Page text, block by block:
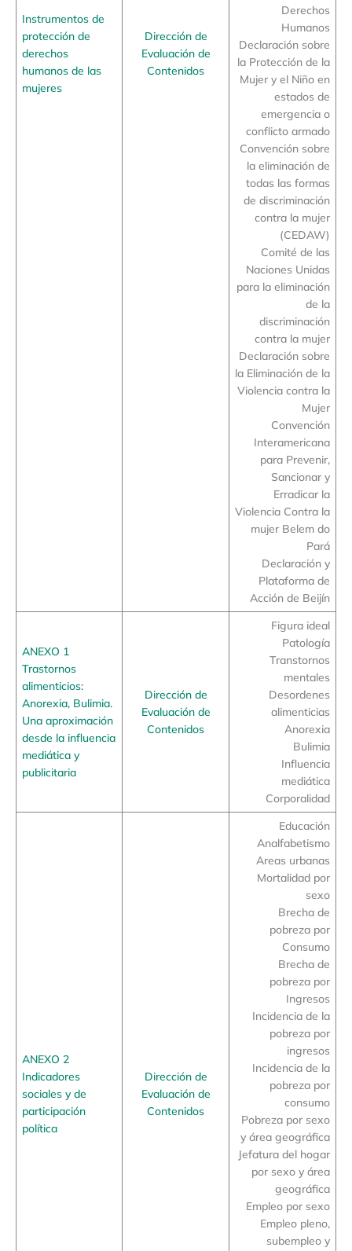
Instrumentos de
protección de
derechos
humanos de las
mujeres
Dirección de
Evaluación de
Contenidos
Derechos
Humanos
Declaración sobre
la Protección de la
Mujer y el Niño en
estados de
emergencia o
conflicto armado
Convención sobre
la eliminación de
todas las formas
de discriminación
contra la mujer
(CEDAW)
Comité de las
Naciones Unidas
para la eliminación
de la
discriminación
contra la mujer
Declaración sobre
la Eliminación de la
Violencia contra la
Mujer
Convención
Interamericana
para Prevenir,
Sancionar y
Erradicar la
Violencia Contra la
mujer Belem do
Pará
Declaración y
Plataforma de
Acción de Beijín
ANEXO 1
Trastornos
alimenticios:
Anorexia, Bulimia.
Una aproximación
desde la influencia
mediática y
publicitaria
Dirección de
Evaluación de
Contenidos
Figura ideal
Patología
Transtornos
mentales
Desordenes
alimenticias
Anorexia
Bulimia
Influencia
mediática
Corporalidad
ANEXO 2
Indicadores
sociales y de
participación
política
Dirección de
Evaluación de
Contenidos
Educación
Analfabetismo
Areas urbanas
Mortalidad por
sexo
Brecha de
pobreza por
Consumo
Brecha de
pobreza por
Ingresos
Incidencia de la
pobreza por
ingresos
Incidencia de la
pobreza por
consumo
Pobreza por sexo
y área geográfica
Jefatura del hogar
por sexo y área
geográfica
Empleo por sexo
Empleo pleno,
subempleo y